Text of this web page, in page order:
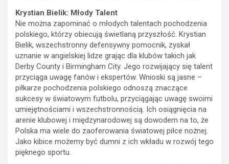
Krystian Bielik: Młody Talent
Nie można zapominać o młodych talentach pochodzenia
polskiego, którzy obiecują świetlaną przyszłość. Krystian
Bielik, wszechstronny defensywny pomocnik, zyskał
uznanie w angielskiej lidze grając dla klubów takich jak
Derby County i Birmingham City. Jego rozwijający się talent
przyciąga uwagę fanów i ekspertów. Wnioski są jasne –
piłkarze pochodzenia polskiego odnoszą znaczące
sukcesy w światowym futbolu, przyciągając uwagę swoimi
umiejętnościami i wszechstronnością. Ich osiągnięcia na
arenie klubowej i międzynarodowej są dowodem na to, że
Polska ma wiele do zaoferowania światowej piłce nożnej.
Jako kibice możemy być dumni z ich wkładu w rozwój tego
pięknego sportu.